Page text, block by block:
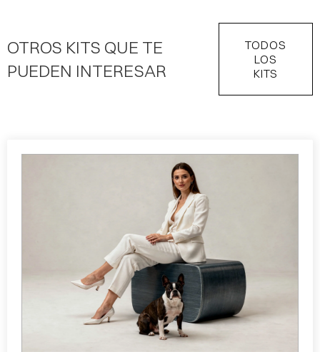
OTROS KITS QUE TE
PUEDEN INTERESAR
TODOS
LOS
KITS